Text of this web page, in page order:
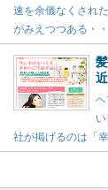
速を余儀なくされ
がみえつつある・
社が掲げるのは「